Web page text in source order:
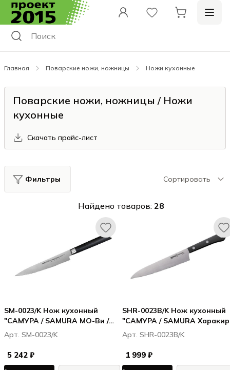
Главная Поварские ножи, ножницы Ножи кухонные
Поварские ножи, ножницы / Ножи
кухонные
Скачать прайс-лист
Фильтры Сортировать
Найдено товаров: 28
SM-0023/K Нож кухонный
"САМУРА / SAMURA МО-Ви /
MO-V" универсальный 150 мм,
G-10
Арт. SM-0023/K
5 242 ₽
SHR-0023B/K Нож кухонный
"САМУРА / SAMURA
Harakiri" универсальный 150
мм, корроз.-стойкая сталь,
ABS пластик
Арт. SHR-0023B/K
1 999 ₽